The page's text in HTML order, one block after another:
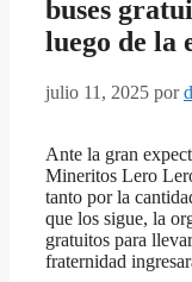
buses
luego de la
julio 11, 2025 por
Ante la gran
Mineritos Lero
tanto por la
que los sigue, la
gratuitos para
fraternidad